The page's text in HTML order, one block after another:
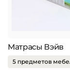
Матрасы Вэйв
5 предметов